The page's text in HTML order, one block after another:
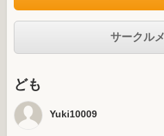
サークル
ども
Yuki10009